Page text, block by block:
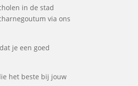
in de stad
via ons
je een goed
het beste bij jouw